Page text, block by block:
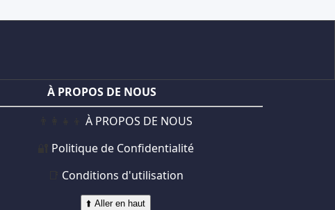
À PROPOS DE NOUS
À PROPOS DE NOUS
Politique de Confidentialité
Conditions d'utilisation
⬆️ Aller en haut